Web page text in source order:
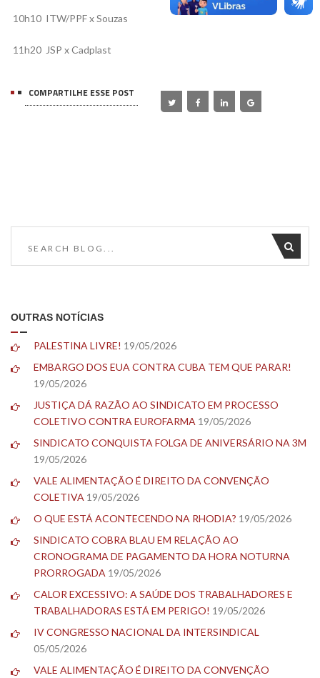
10h10  ITW/PPF x Souzas
11h20  JSP x Cadplast
COMPARTILHE ESSE POST
OUTRAS NOTÍCIAS
PALESTINA LIVRE! 19/05/2026
EMBARGO DOS EUA CONTRA CUBA TEM QUE PARAR!
19/05/2026
JUSTIÇA DÁ RAZÃO AO SINDICATO EM PROCESSO
COLETIVO CONTRA EUROFARMA 19/05/2026
SINDICATO CONQUISTA FOLGA DE ANIVERSÁRIO NA 3M
19/05/2026
VALE ALIMENTAÇÃO É DIREITO DA CONVENÇÃO
COLETIVA 19/05/2026
O QUE ESTÁ ACONTECENDO NA RHODIA? 19/05/2026
SINDICATO COBRA BLAU EM RELAÇÃO AO
CRONOGRAMA DE PAGAMENTO DA HORA NOTURNA
PRORROGADA 19/05/2026
CALOR EXCESSIVO: A SAÚDE DOS TRABALHADORES E
TRABALHADORAS ESTÁ EM PERIGO! 19/05/2026
IV CONGRESSO NACIONAL DA INTERSINDICAL
05/05/2026
VALE ALIMENTAÇÃO É DIREITO DA CONVENÇÃO